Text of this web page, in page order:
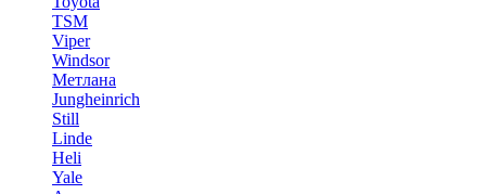
TSM
Viper
Windsor
Метлана
Jungheinrich
Still
Linde
Heli
Yale